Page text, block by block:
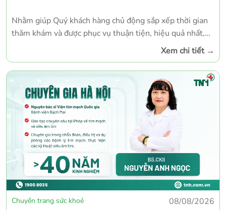
Nhằm giúp Quý khách hàng chủ động sắp xếp thời gian
thăm khám và được phục vụ thuận tiện, hiệu quả nhất,
Bệnh viện TNH Lạng Sơn trân trọng thông báo thời gian
11h30 Buổi chiều: 13h30 – 17h00
Xem chi tiết→
Chuyên trang sức khoẻ
08/08/2026